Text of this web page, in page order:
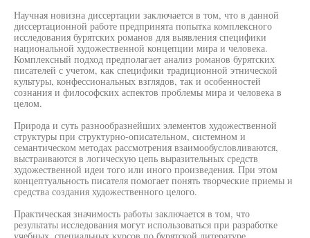
Научная новизна диссертации заключается в том, что в данной
диссертационной работе предпринята попытка комплексного
исследования бурятских романов для выявления специфики
национальной художественной концепции мира и человека.
Комплексный подход предполагает анализ романов бурятских
писателей с учетом, как специфики традиционной этнической
культуры, конфессиональных взглядов, так и особенностей
сознания и философских аспектов проблемы мира и человека в
целом.
Природа и суть разнообразнейших элементов художественной
структуры при структурно-описательном, системном и
семантическом методах рассмотрения взаимообусловливаются,
выстраиваются в логическую цепь выразительных средств
художественной идеи того или иного произведения. При этом
концептуальность писателя помогает понять творческие приемы и
средства создания художественного целого.
Практическая значимость работы заключается в том, что
результаты исследования могут использоваться при разработке